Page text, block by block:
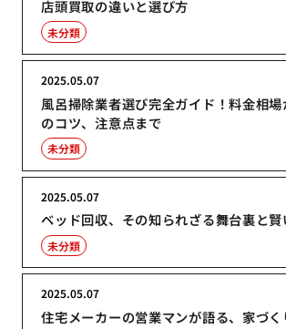
店頭買取の違いと選び方
未分類
風呂掃除業者選び完全ガイド！料金相
のコツ、注意点まで
2025.05.07
未分類
ベッド回収、その知られざる舞台裏と
2025.05.07
未分類
住宅メーカーの営業マンが語る、家づ
2025.05.07